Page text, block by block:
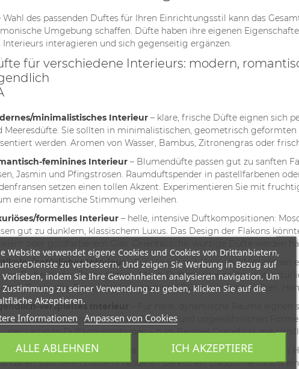
Wahl des passenden Duftes für Ihren Einrichtungsstil kann das
Umgebung schaffen. Düfte haben ihre eigenen
Interieurs interagieren und sich gegenseitig ergänzen.
für verschiedene Interieurs: modern,
minimalistisches Interieur– klare, frische Düfte eignen sich
Meeresdüfte. Sie sollten in minimalistischen, geometrisch geformten
werden. Aromen von Wasser, Bambus, Zitronengras oder
feminines Interieur– Blumendüfte passen gut zu sanften
Jasmin und Pfingstrosen. Raumduftspender in pastellfarbenen
setzen einen tollen Akzent. Experimentieren Sie mit
eine romantische Stimmung verleihen.
formelles Interieur– helle, intensive Duftkompositionen:
gut zu dunklem, klassischem Luxus. Das Design der Flakons
oder goldfarbenem Glas. Orientalische, würzige Düfte werden
natürliches Interieur – Für Häuser mit Holz- und Naturtönen
Düfte: Kiefer, Zeder, Vetiver, Moos. Duftbehälter sollten aus
Terrakotta. Besonders geeignet sind Düfte von Zimt, Nelken,
verspieltes Interieur
– Für helle, dynamische Räume
Minze. Diffusoren in bunten Flaschen und ungewöhnlichen
Duftkombinationen – zum Beispiel Grapefruit mit
Sie mit der Aroma-Layering-Technik – ergänzen Sie das
subtileren Düften in anderen Bereichen. Dadurch entsteht
Website verwendet eigene Cookies und Cookies von Drittanbietern,
zu verbessern. Und zeigen Sie Werbung in Bezug auf
indem Sie Ihre Gewohnheiten analysieren navigation. Um
zu seiner Verwendung zu geben, klicken Sie auf die
Akzeptieren.
Informationen Anpassen von Cookies
ALLE ABLEHNEN ICH AKZEPTIERE